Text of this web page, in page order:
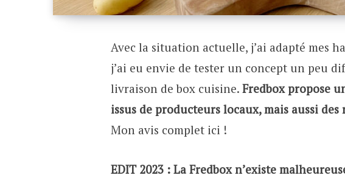
Avec la situation actuelle, j’ai adapté mes
j’ai eu envie de tester un concept un peu
livraison de box cuisine. Fredbox propose
issus de producteurs locaux, mais aussi
Mon avis complet ici !
EDIT 2023 : La Fredbox n’existe